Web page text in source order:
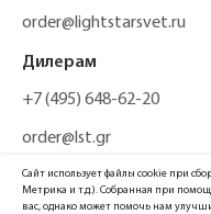
order@lightstarsvet.ru
Дилерам
+7 (495) 648-62-20
order@lst.gr
Сайт использует файлы cookie при
Метрика и т.д.). Собранная при
вас, однако может помочь нам